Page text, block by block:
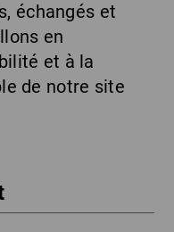
échangés et
en
et à la
de notre site